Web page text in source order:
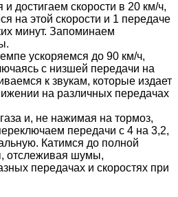
достигаем скорости в 20 км/ч,
на этой скорости и 1 передаче
минут. Запоминаем
ускоряемся до 90 км/ч,
с низшей передачи на
к звукам, которые издает
на различных передачах
и, не нажимая на тормоз,
передачи с 4 на 3,2,
Катимся до полной
отслеживая шумы,
передачах и скоростях при